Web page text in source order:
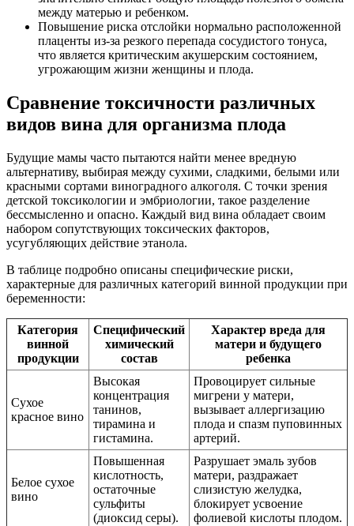
между матерью и ребенком.
Повышение риска отслойки нормально расположенной
плаценты из-за резкого перепада сосудистого тонуса,
что является критическим акушерским состоянием,
угрожающим жизни женщины и плода.
Сравнение токсичности различных
видов вина для организма плода
Будущие мамы часто пытаются найти менее вредную
альтернативу, выбирая между сухими, сладкими, белыми или
красными сортами виноградного алкоголя. С точки зрения
детской токсикологии и эмбриологии, такое разделение
бессмысленно и опасно. Каждый вид вина обладает своим
набором сопутствующих токсических факторов,
усугубляющих действие этанола.
В таблице подробно описаны специфические риски,
характерные для различных категорий винной продукции при
беременности:
Категория
винной
продукции
Специфический
химический
состав
Характер вреда для
матери и будущего
ребенка
Сухое
красное вино
Высокая
концентрация
танинов,
тирамина и
гистамина.
Провоцирует сильные
мигрени у матери,
вызывает аллергизацию
плода и спазм пуповинных
артерий.
Белое сухое
вино
Повышенная
кислотность,
остаточные
сульфиты
(диоксид серы).
Разрушает эмаль зубов
матери, раздражает
слизистую желудка,
блокирует усвоение
фолиевой кислоты плодом.